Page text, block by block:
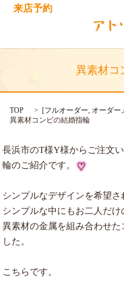
来店予約
異素材コ
TOP [フルオーダー オーダー
異素材コンビの結婚指輪
長浜市のT様Y様からご注文
輪のご紹介です。
シンプルなデザインを希望さ
シンプルな中にもお二人だ
異素材の金属を組み合わせ
した。
こちらです。